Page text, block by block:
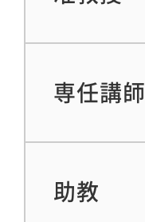
専任講師
助教